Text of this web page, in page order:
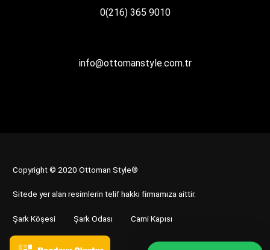
0(216) 365 9010
info@ottomanstyle.com.tr
Copyright © 2020 Ottoman Style®
Sitede yer alan resimlerin telif hakkı firmamıza aittir.
Şark Köşesi Şark Odası Cami Kapısı